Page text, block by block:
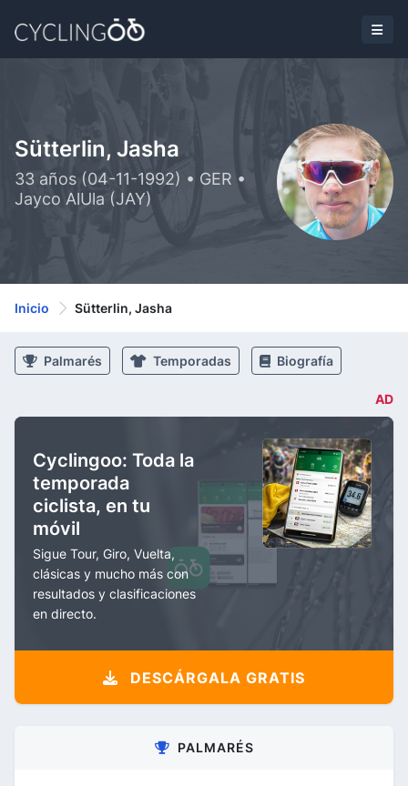
Sütterlin, Jasha
33 años (04-11-1992) • GER •
Jayco AlUla (JAY)
Inicio Sütterlin, Jasha
Palmarés Temporadas Biografía
AD
Cyclingoo: Toda la
temporada
ciclista, en tu
móvil
Sigue Tour, Giro, Vuelta,
clásicas y mucho más con
resultados y clasificaciones
en directo.
DESCÁRGALA GRATIS
PALMARÉS